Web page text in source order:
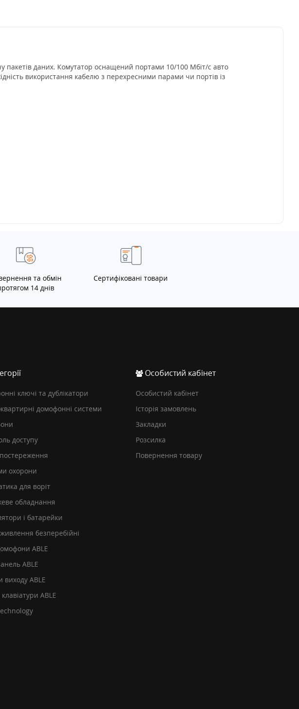
пакетів даних. Комутатор оснащений портами 10/100 Мбіт/с авто
використання кабелю з перехресними парами чи портів із
та обмін
14 днів
Сертифіковані товари
ключі та дублікатори
домофонні системи
доступу
охорони
для воріт
обладнання
і батарейки
безперебійні
ABLE
ABLE
виходу ABLE
ABLE
Особистий кабінет
Особистий кабінет
Історія замовлень
Закладки
Розсилка
Повернення товару